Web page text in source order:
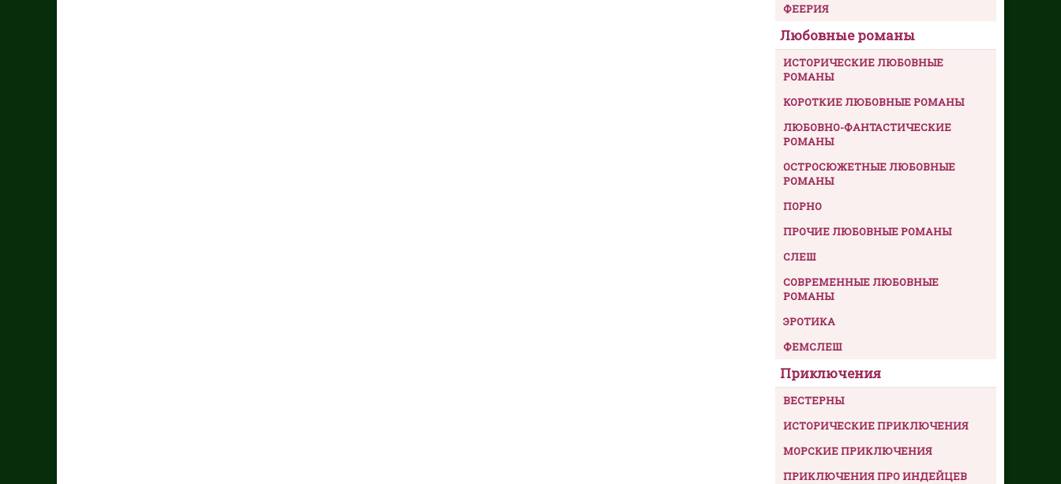
ФЕЕРИЯ
Любовные романы
ИСТОРИЧЕСКИЕ ЛЮБОВНЫЕ
РОМАНЫ
КОРОТКИЕ ЛЮБОВНЫЕ РОМАНЫ
ЛЮБОВНО-ФАНТАСТИЧЕСКИЕ
РОМАНЫ
ОСТРОСЮЖЕТНЫЕ ЛЮБОВНЫЕ
РОМАНЫ
ПОРНО
ПРОЧИЕ ЛЮБОВНЫЕ РОМАНЫ
СЛЕШ
СОВРЕМЕННЫЕ ЛЮБОВНЫЕ
РОМАНЫ
ЭРОТИКА
ФЕМСЛЕШ
Приключения
ВЕСТЕРНЫ
ИСТОРИЧЕСКИЕ ПРИКЛЮЧЕНИЯ
МОРСКИЕ ПРИКЛЮЧЕНИЯ
ПРИКЛЮЧЕНИЯ ПРО ИНДЕЙЦЕВ